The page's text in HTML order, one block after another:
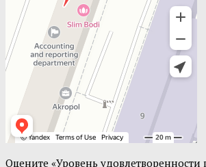
Оцените «Уровень удовлетворенности